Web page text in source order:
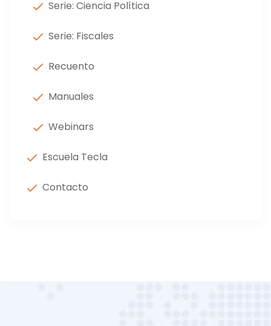
Serie: Ciencia Política
Serie: Fiscales
Recuento
Manuales
Webinars
Escuela Tecla
Contacto